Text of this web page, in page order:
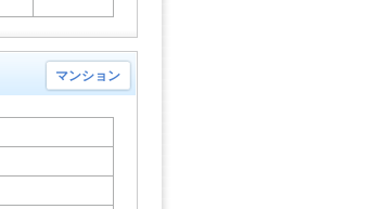
マンション